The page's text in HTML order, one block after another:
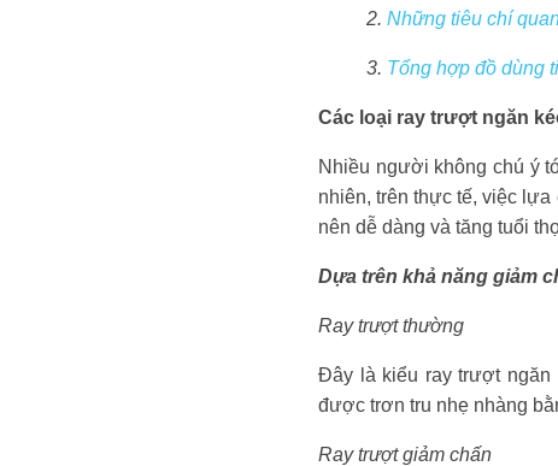
2. Những tiêu chí
3. Tổng hợp đồ dùng
Các loại ray trượt ngăn
Nhiều người không chú ý
nhiên, trên thực tế, việc
nên dễ dàng và tăng tuổi
Dựa trên khả năng giảm
Ray trượt thường
Đây là kiểu ray trượt ngăn
được trơn tru nhẹ nhàng
Ray trượt giảm chấn